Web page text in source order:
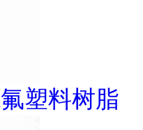
塑料树脂